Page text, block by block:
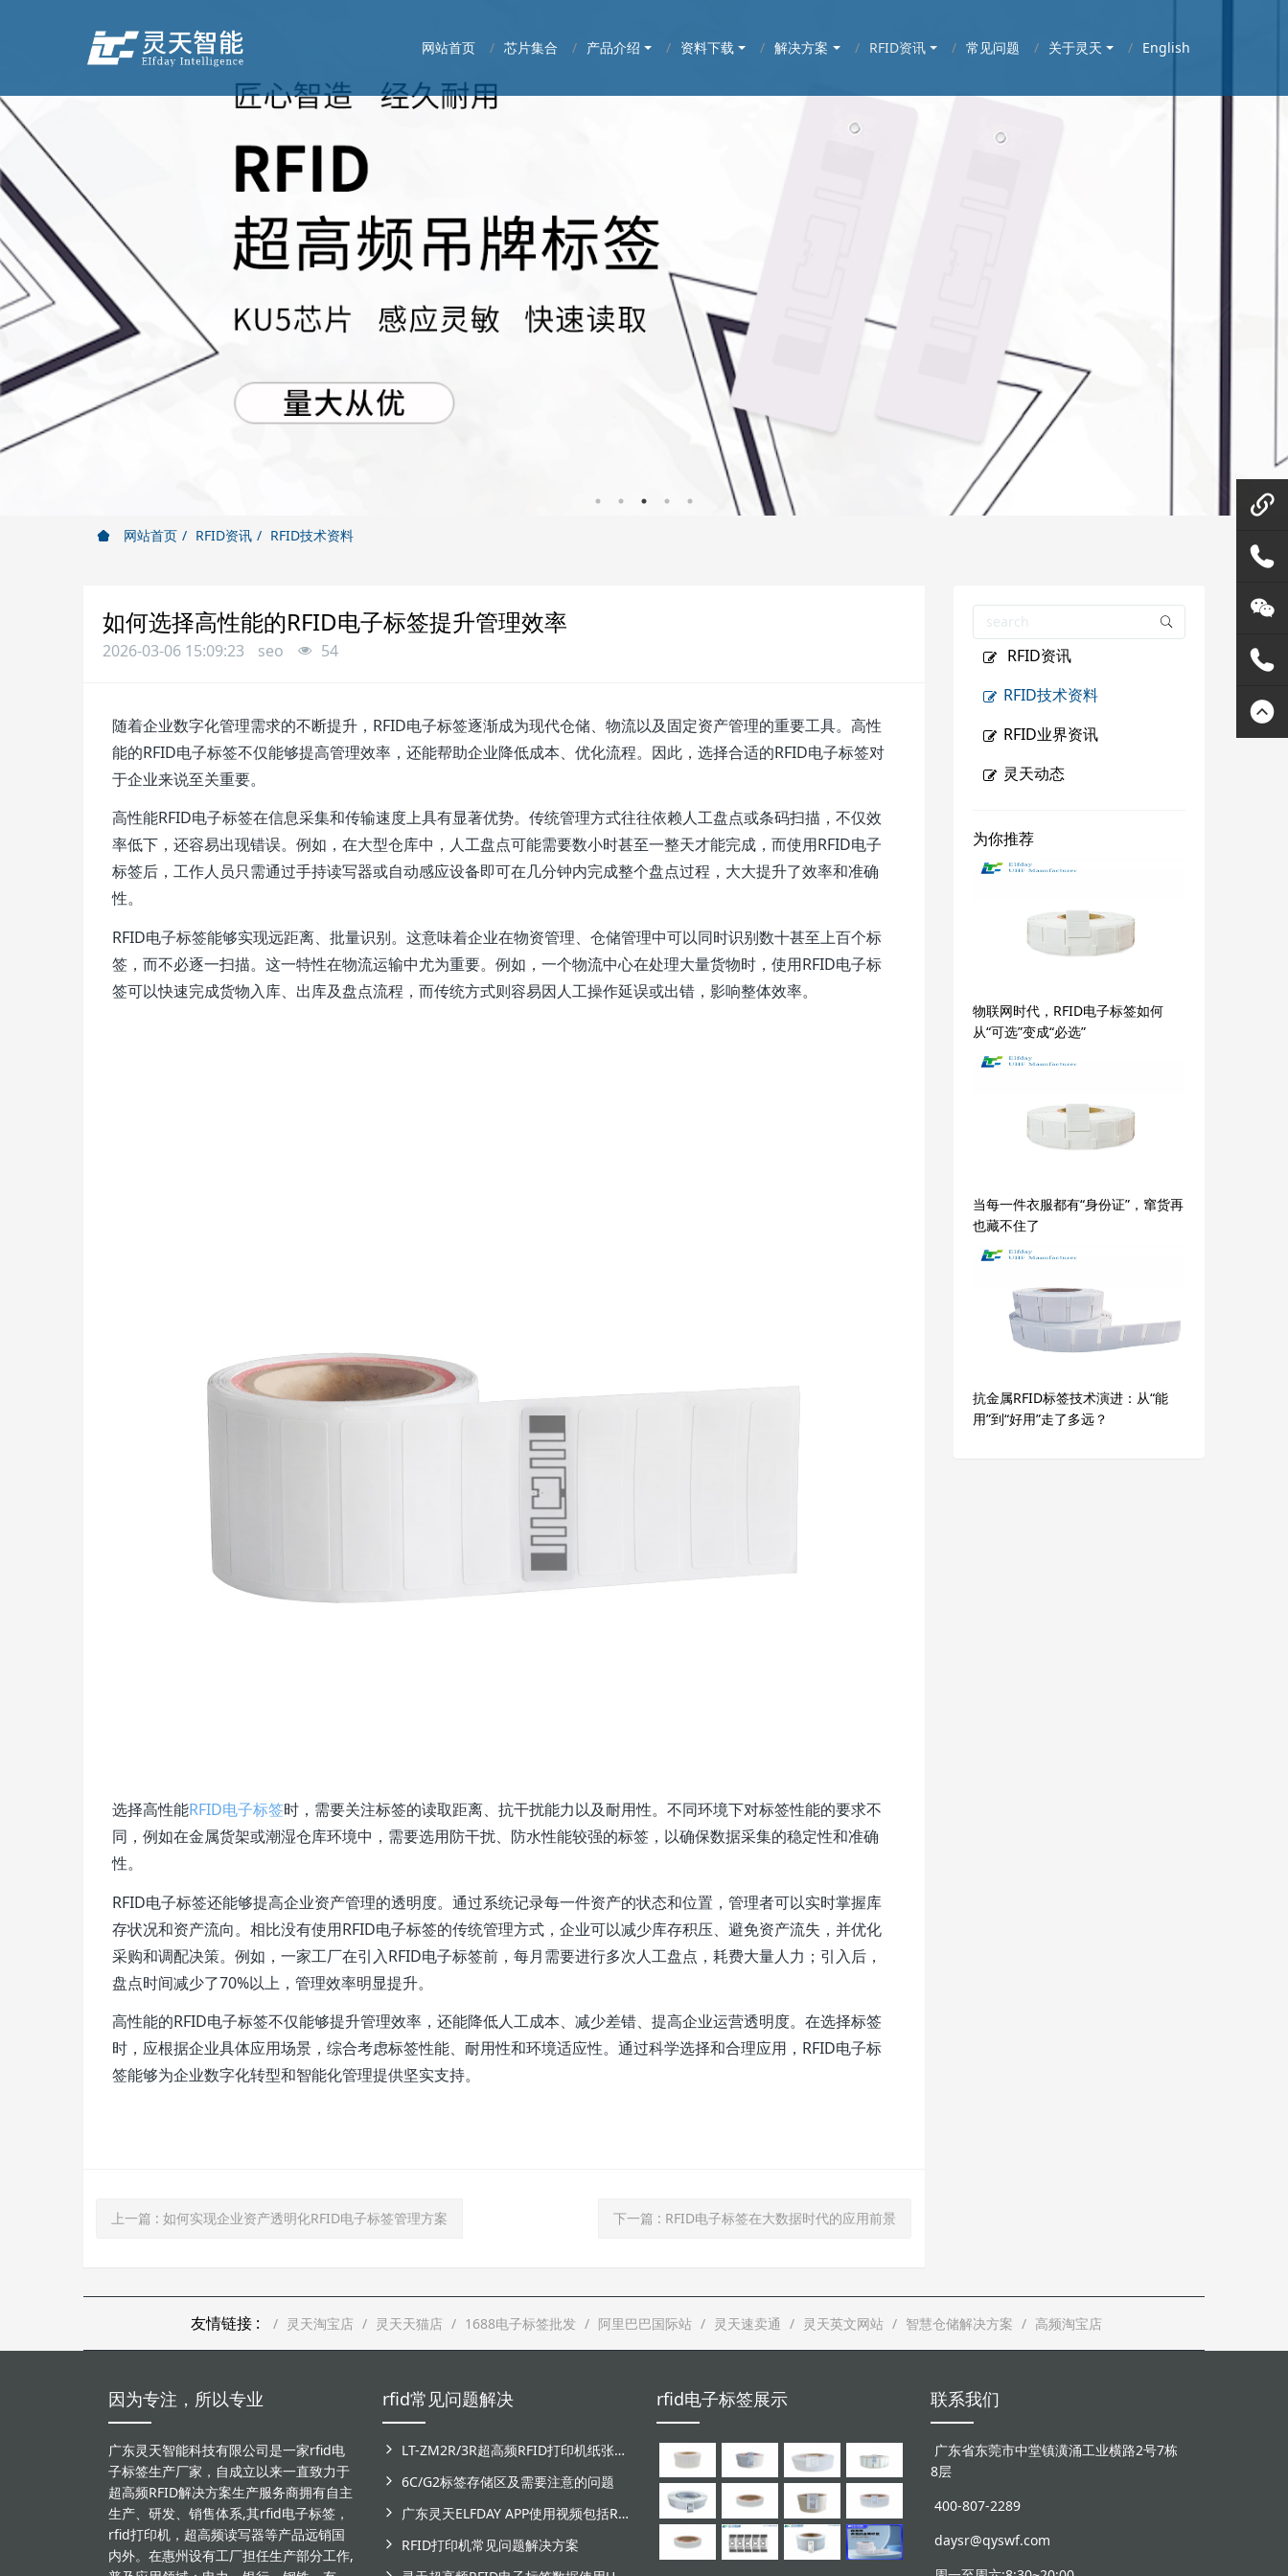
网站首页 芯片集合 产品介绍 资料下载 解决方案 RFID资讯 常见问题 关于灵天 English
网站首页 RFID资讯 RFID技术资料
如何选择高性能的RFID电子标签提升管理效率
2026-03-06 15:09:23 seo 54
随着企业数字化管理需求的不断提升，RFID电子标签逐渐成为现代仓储、物流以及固定资产管理的重要工具。高性
能的RFID电子标签不仅能够提高管理效率，还能帮助企业降低成本、优化流程。因此，选择合适的RFID电子标签对
于企业来说至关重要。
高性能RFID电子标签在信息采集和传输速度上具有显著优势。传统管理方式往往依赖人工盘点或条码扫描，不仅效
率低下，还容易出现错误。例如，在大型仓库中，人工盘点可能需要数小时甚至一整天才能完成，而使用RFID电子
标签后，工作人员只需通过手持读写器或自动感应设备即可在几分钟内完成整个盘点过程，大大提升了效率和准确
性。
RFID电子标签能够实现远距离、批量识别。这意味着企业在物资管理、仓储管理中可以同时识别数十甚至上百个标
签，而不必逐一扫描。这一特性在物流运输中尤为重要。例如，一个物流中心在处理大量货物时，使用RFID电子标
签可以快速完成货物入库、出库及盘点流程，而传统方式则容易因人工操作延误或出错，影响整体效率。
选择高性能RFID电子标签时，需要关注标签的读取距离、抗干扰能力以及耐用性。不同环境下对标签性能的要求不
同，例如在金属货架或潮湿仓库环境中，需要选用防干扰、防水性能较强的标签，以确保数据采集的稳定性和准确
性。
RFID电子标签还能够提高企业资产管理的透明度。通过系统记录每一件资产的状态和位置，管理者可以实时掌握库
存状况和资产流向。相比没有使用RFID电子标签的传统管理方式，企业可以减少库存积压、避免资产流失，并优化
采购和调配决策。例如，一家工厂在引入RFID电子标签前，每月需要进行多次人工盘点，耗费大量人力；引入后，
盘点时间减少了70%以上，管理效率明显提升。
高性能的RFID电子标签不仅能够提升管理效率，还能降低人工成本、减少差错、提高企业运营透明度。在选择标签
时，应根据企业具体应用场景，综合考虑标签性能、耐用性和环境适应性。通过科学选择和合理应用，RFID电子标
签能够为企业数字化转型和智能化管理提供坚实支持。
上一篇 : 如何实现企业资产透明化RFID电子标签管理方案 下一篇 : RFID电子标签在大数据时代的应用前景
RFID资讯
RFID技术资料
RFID业界资讯
灵天动态
为你推荐
物联网时代，RFID电子标签如何
从“可选”变成“必选”
当每一件衣服都有“身份证”，窜货再
也藏不住了
抗金属RFID标签技术演进：从“能
用”到“好用”走了多远？
友情链接 : 灵天淘宝店 灵天天猫店 1688电子标签批发 阿里巴巴国际站 灵天速卖通 灵天英文网站 智慧仓储解决方案 高频淘宝店
因为专注，所以专业
广东灵天智能科技有限公司是一家rfid电
子标签生产厂家，自成立以来一直致力于
超高频RFID解决方案生产服务商拥有自主
生产、研发、销售体系,其rfid电子标签，
rfid打印机，超高频读写器等产品远销国
内外。在惠州设有工厂担任生产部分工作,
rfid常见问题解决
LT-ZM2R/3R超高频RFID打印机纸张和碳带安装视频
6C/G2标签存储区及需要注意的问题
广东灵天ELFDAY APP使用视频包括RFID超高频设备和NFC芯片标签感应
RFID打印机常见问题解决方案
rfid电子标签展示 联系我们
广东省东莞市中堂镇潢涌工业横路2号7栋
8层
400-807-2289
daysr@qyswf.com
微信在
线咨询
158144
80455
灵天公
众号
400807